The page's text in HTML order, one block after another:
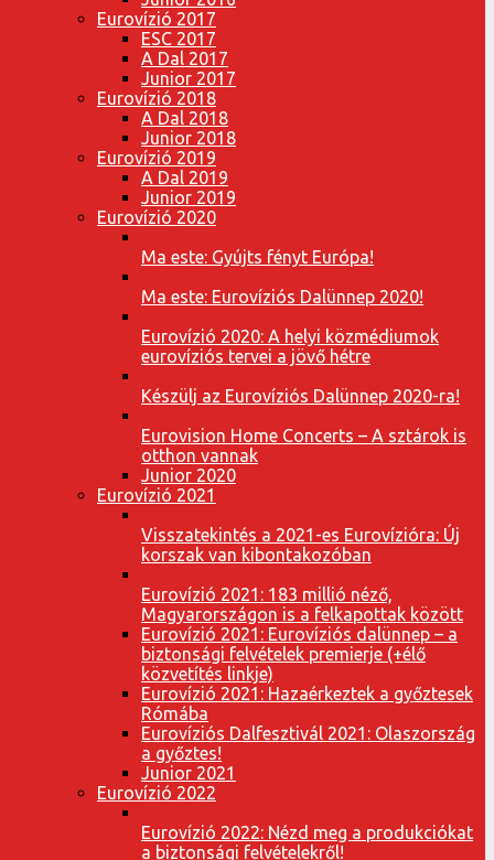
Eurovízió 2017
ESC 2017
A Dal 2017
Junior 2017
Eurovízió 2018
A Dal 2018
Junior 2018
Eurovízió 2019
A Dal 2019
Junior 2019
Eurovízió 2020
Ma este: Gyújts fényt Európa!
Ma este: Eurovíziós Dalünnep 2020!
Eurovízió 2020: A helyi közmédiumok
eurovíziós tervei a jövő hétre
Készülj az Eurovíziós Dalünnep 2020-ra!
Eurovision Home Concerts – A sztárok is
otthon vannak
Junior 2020
Eurovízió 2021
Visszatekintés a 2021-es Eurovízióra: Új
korszak van kibontakozóban
Eurovízió 2021: 183 millió néző,
Magyarországon is a felkapottak között
Eurovízió 2021: Eurovíziós dalünnep – a
biztonsági felvételek premierje (+élő
közvetítés linkje)
Eurovízió 2021: Hazaérkeztek a győztesek
Rómába
Eurovíziós Dalfesztivál 2021: Olaszország
a győztes!
Junior 2021
Eurovízió 2022
Eurovízió 2022: Nézd meg a produkciókat
a biztonsági felvételekről!